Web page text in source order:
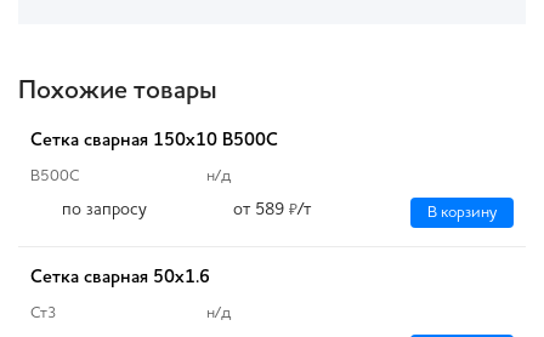
Похожие товары
Сетка сварная 150х10 B500C
В500С н/д
по запросу от 589 ₽/т В корзину
Сетка сварная 50х1.6
Ст3 н/д